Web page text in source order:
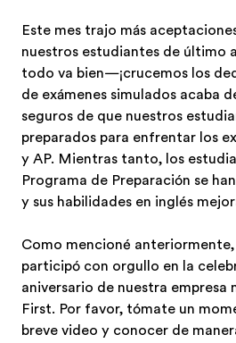
Este mes trajo más
nuestros estudiantes de último
todo va bien—¡crucemos los
de exámenes simulados acaba
seguros de que nuestros
preparados para enfrentar los
y AP. Mientras tanto, los
Programa de Preparación se
y sus habilidades en inglés
Como mencioné anteriormente,
participó con orgullo en la
aniversario de nuestra empresa
First. Por favor, tómate un
breve video y conocer de